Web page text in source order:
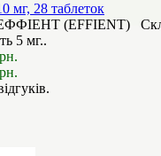
мг, 28 таблеток
(EFFIENT)
5 мг..